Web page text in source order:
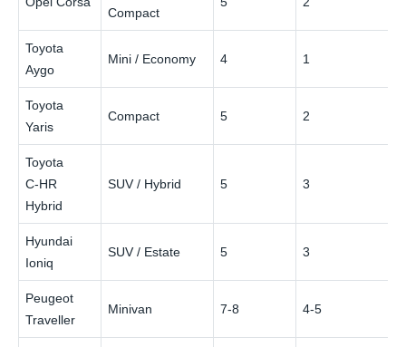
Compact
Toyota
Aygo
Mini / Economy 4 1
Toyota
Yaris
Compact 5 2
Toyota
C‑HR
Hybrid
SUV / Hybrid 5 3
Hyundai
Ioniq
SUV / Estate 5 3
Peugeot
Traveller
Minivan 7-8 4-5